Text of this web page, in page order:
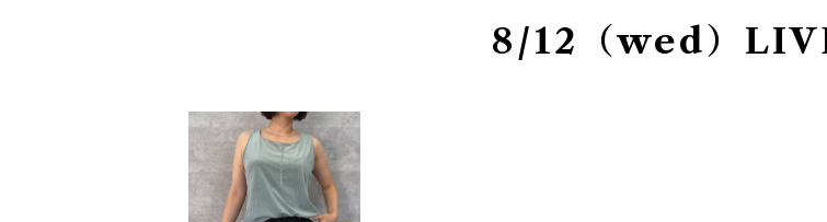
8/12（wed）